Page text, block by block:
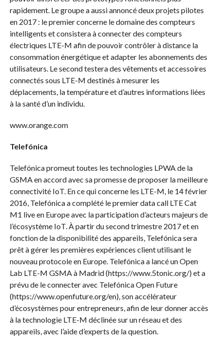
rapidement. Le groupe a aussi annoncé deux projets pilotes
en 2017 : le premier concerne le domaine des compteurs
intelligents et consistera à connecter des compteurs
électriques LTE-M afin de pouvoir contrôler à distance la
consommation énergétique et adapter les abonnements des
utilisateurs. Le second testera des vêtements et accessoires
connectés sous LTE-M destinés à mesurer les
déplacements, la température et d’autres informations liées
à la santé d’un individu.
www.orange.com
Telefónica
Telefónica promeut toutes les technologies LPWA de la
GSMA en accord avec sa promesse de proposer la meilleure
connectivité IoT. En ce qui concerne les LTE-M, le 14 février
2016, Telefónica a complété le premier data call LTE Cat
M1 live en Europe avec la participation d’acteurs majeurs de
l’écosystème IoT. À partir du second trimestre 2017 et en
fonction de la disponibilité des appareils, Telefónica sera
prêt à gérer les premières expériences client utilisant le
nouveau protocole en Europe. Telefónica a lancé un Open
Lab LTE-M GSMA à Madrid (https://www.5tonic.org/) et a
prévu de le connecter avec Telefónica Open Future
(https://www.openfuture.org/en), son accélérateur
d’écosystèmes pour entrepreneurs, afin de leur donner accès
à la technologie LTE-M déclinée sur un réseau et des
appareils, avec l’aide d’experts de la question.